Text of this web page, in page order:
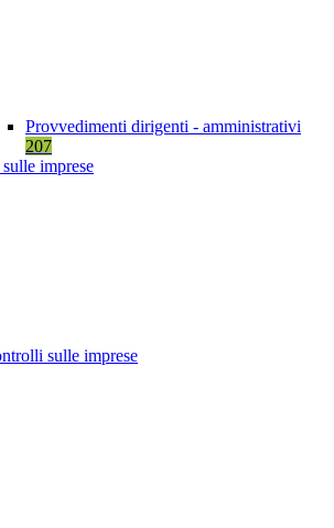
Provvedimenti dirigenti - amministrativi
207
imprese
sulle imprese